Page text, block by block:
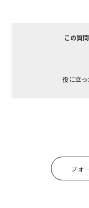
この質
役に立っ
フォ